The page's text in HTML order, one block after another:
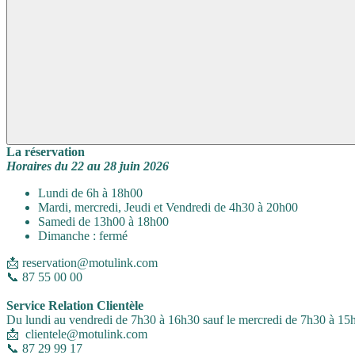
La réservation
Horaires du 22 au 28 juin 2026
Lundi de 6h à 18h00
Mardi, mercredi, Jeudi et Vendredi de 4h30 à 20h00
Samedi de 13h00 à 18h00
Dimanche : fermé
📩 reservation@motulink.com
📞 87 55 00 00
Service Relation Clientèle
Du lundi au vendredi de 7h30 à 16h30 sauf le mercredi de 7h30 à
📩 clientele@motulink.com
📞 87 29 99 17